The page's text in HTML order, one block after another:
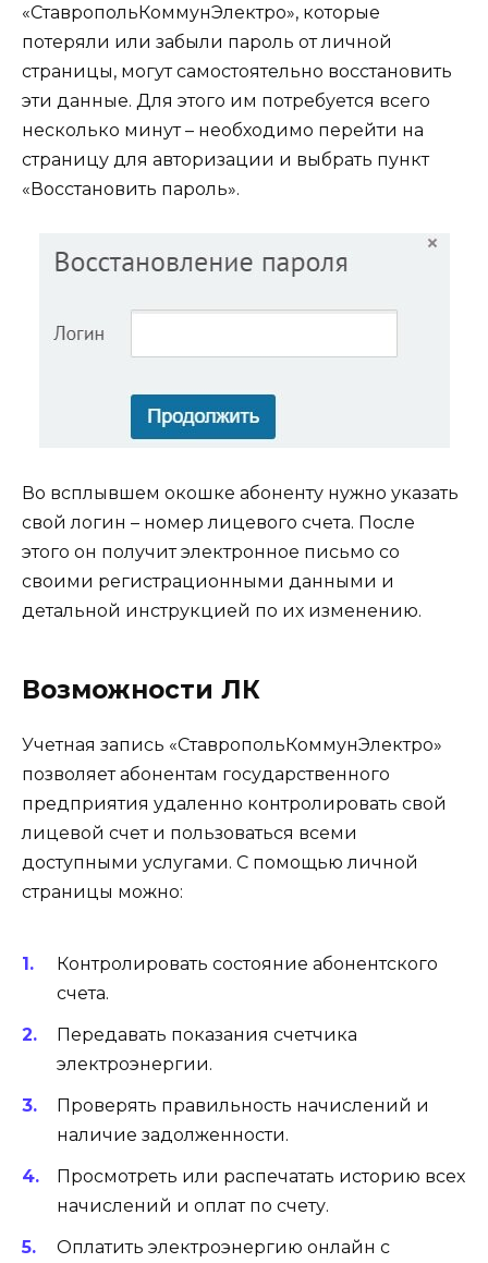
«СтавропольКоммунЭлектро», которые
потеряли или забыли пароль от личной
страницы, могут самостоятельно восстановить
эти данные. Для этого им потребуется всего
несколько минут – необходимо перейти на
страницу для авторизации и выбрать пункт
«Восстановить пароль».
Во всплывшем окошке абоненту нужно указать
свой логин – номер лицевого счета. После
этого он получит электронное письмо со
своими регистрационными данными и
детальной инструкцией по их изменению.
Возможности ЛК
Учетная запись «СтавропольКоммунЭлектро»
позволяет абонентам государственного
предприятия удаленно контролировать свой
лицевой счет и пользоваться всеми
доступными услугами. С помощью личной
страницы можно:
Контролировать состояние абонентского
счета.
Передавать показания счетчика
электроэнергии.
Проверять правильность начислений и
наличие задолженности.
Просмотреть или распечатать историю всех
начислений и оплат по счету.
Оплатить электроэнергию онлайн с